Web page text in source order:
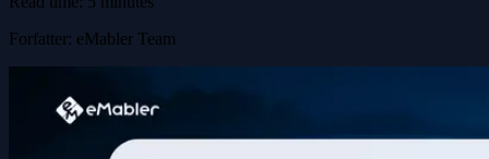
Forfatter: eMabler Team